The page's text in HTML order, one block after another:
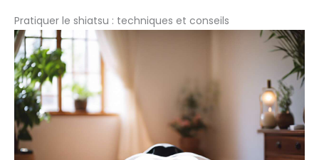
Pratiquer le shiatsu : techniques et conseils